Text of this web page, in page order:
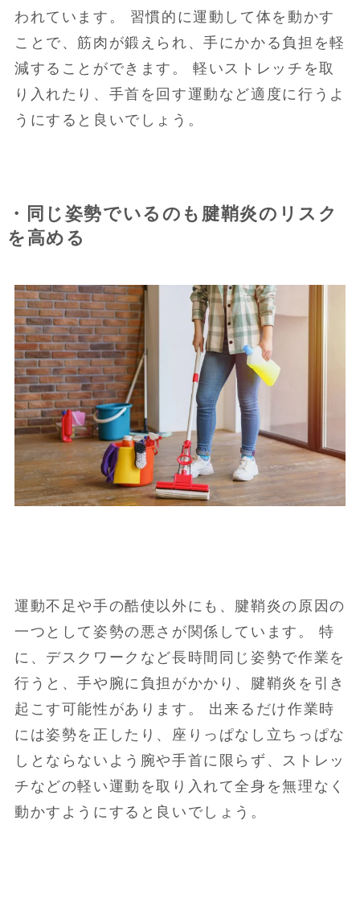
われています。 習慣的に運動して体を動かす
ことで、筋肉が鍛えられ、手にかかる負担を軽
減することができます。 軽いストレッチを取
り入れたり、手首を回す運動など適度に行うよ
うにすると良いでしょう。
・同じ姿勢でいるのも腱鞘炎のリスク
を高める
運動不足や手の酷使以外にも、腱鞘炎の原因の
一つとして姿勢の悪さが関係しています。 特
に、デスクワークなど長時間同じ姿勢で作業を
行うと、手や腕に負担がかかり、腱鞘炎を引き
起こす可能性があります。 出来るだけ作業時
には姿勢を正したり、座りっぱなし立ちっぱな
しとならないよう腕や手首に限らず、ストレッ
チなどの軽い運動を取り入れて全身を無理なく
動かすようにすると良いでしょう。